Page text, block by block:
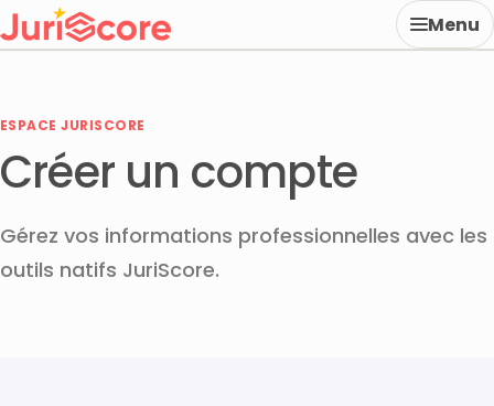
Menu
ESPACE JURISCORE
Créer un compte
Gérez vos informations professionnelles avec les
outils natifs JuriScore.